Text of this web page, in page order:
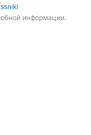
информации.